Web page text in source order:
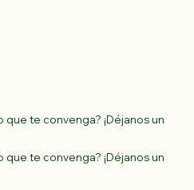
que te convenga? ¡Déjanos un
que te convenga? ¡Déjanos un